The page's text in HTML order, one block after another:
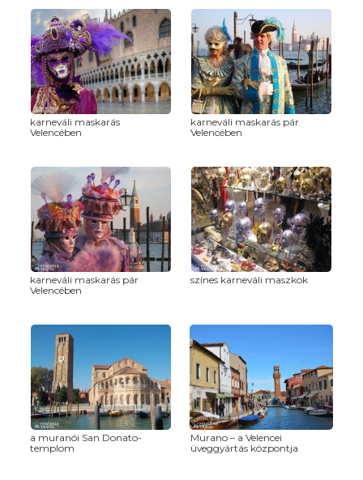
karneváli maskarás
Velencében
karneváli maskarás pár
Velencében
karneváli maskarás pár
Velencében
színes karneváli maszkok
a muranói San Donato-
templom
Murano – a Velencei
üveggyártás központja